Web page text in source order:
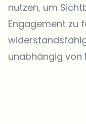
nutzen, um
Engagement zu
unabhängig von